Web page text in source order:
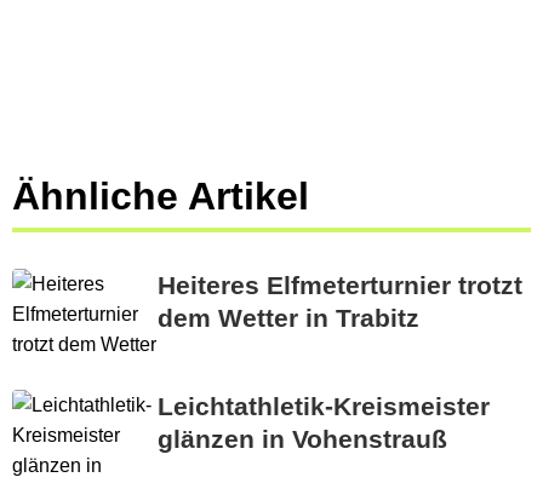
Ähnliche Artikel
Heiteres Elfmeterturnier trotzt
dem Wetter in Trabitz
Leichtathletik-Kreismeister
glänzen in Vohenstrauß